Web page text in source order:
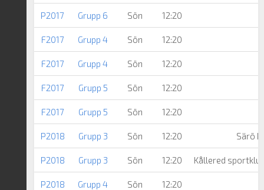
P2017 Grupp 6 Sön 12:20
F2017 Grupp 4 Sön 12:20
F2017 Grupp 4 Sön 12:20
F2017 Grupp 5 Sön 12:20
F2017 Grupp 5 Sön 12:20
P2018 Grupp 3 Sön 12:20 Särö
P2018 Grupp 3 Sön 12:20 Kållered
P2018 Grupp 4 Sön 12:20